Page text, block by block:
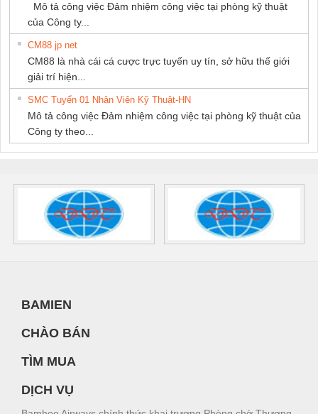
Mô tả công việc Đảm nhiệm công việc tại phòng kỹ thuật
của Công ty...
CM88 jp net
CM88 là nhà cái cá cược trực tuyến uy tín, sở hữu thế giới
giải trí hiện...
SMC Tuyển 01 Nhân Viên Kỹ Thuật-HN
Mô tả công việc Đảm nhiệm công việc tại phòng kỹ thuật của
Công ty theo...
BAMIEN
CHÀO BÁN
TÌM MUA
DỊCH VỤ